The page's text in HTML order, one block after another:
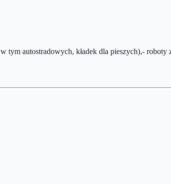
autostradowych, kładek dla pieszych),- roboty